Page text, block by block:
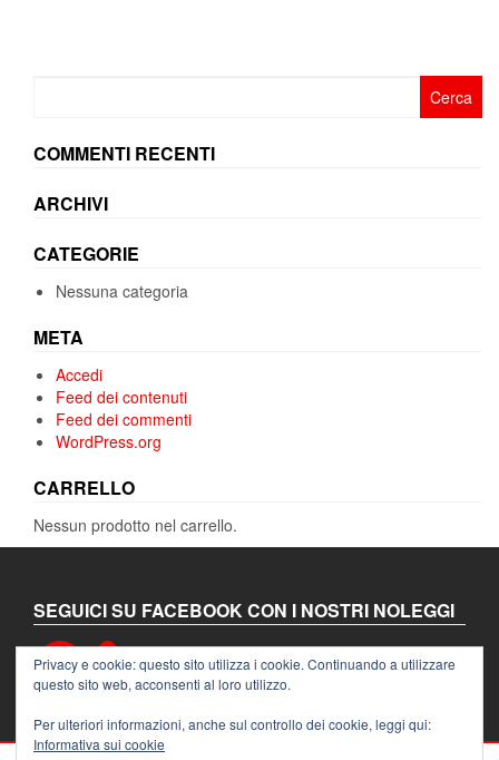
COMMENTI RECENTI
ARCHIVI
CATEGORIE
Nessuna categoria
META
Accedi
Feed dei contenuti
Feed dei commenti
WordPress.org
CARRELLO
Nessun prodotto nel carrello.
SEGUICI SU FACEBOOK CON I NOSTRI NOLEGGI
Facebook
Privacy e cookie: questo sito utilizza i cookie. Continuando a utilizzare
questo sito web, acconsenti al loro utilizzo.
Per ulteriori informazioni, anche sul controllo dei cookie, leggi qui:
Informativa sui cookie